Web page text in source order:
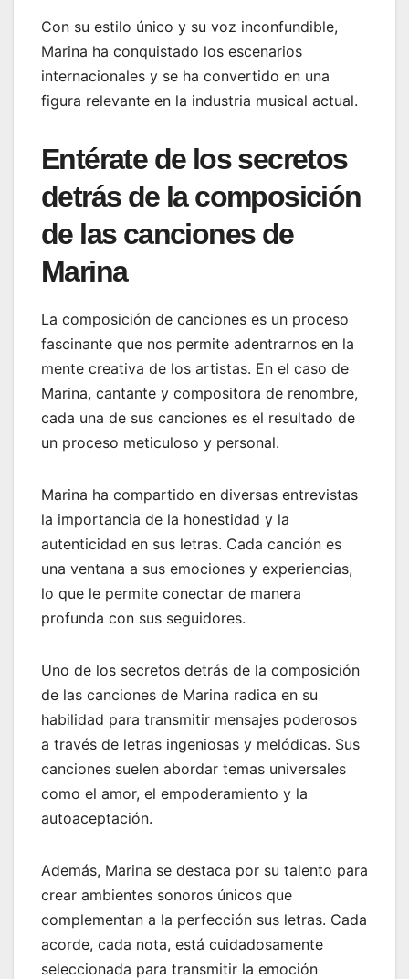
Con su estilo único y su voz inconfundible,
Marina ha conquistado los escenarios
internacionales y se ha convertido en una
figura relevante en la industria musical actual.
Entérate de los secretos
detrás de la composición
de las canciones de
Marina
La composición de canciones es un proceso
fascinante que nos permite adentrarnos en la
mente creativa de los artistas. En el caso de
Marina, cantante y compositora de renombre,
cada una de sus canciones es el resultado de
un proceso meticuloso y personal.
Marina ha compartido en diversas entrevistas
la importancia de la honestidad y la
autenticidad en sus letras. Cada canción es
una ventana a sus emociones y experiencias,
lo que le permite conectar de manera
profunda con sus seguidores.
Uno de los secretos detrás de la composición
de las canciones de Marina radica en su
habilidad para transmitir mensajes poderosos
a través de letras ingeniosas y melódicas. Sus
canciones suelen abordar temas universales
como el amor, el empoderamiento y la
autoaceptación.
Además, Marina se destaca por su talento para
crear ambientes sonoros únicos que
complementan a la perfección sus letras. Cada
acorde, cada nota, está cuidadosamente
seleccionada para transmitir la emoción